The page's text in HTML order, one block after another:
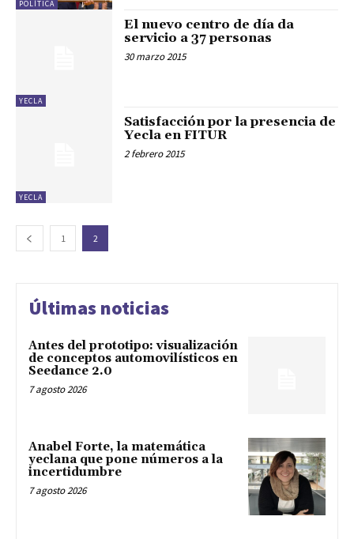
POLÍTICA
YECLA
El nuevo centro de día da
servicio a 37 personas
30 marzo 2015
YECLA
Satisfacción por la presencia de
Yecla en FITUR
2 febrero 2015
1 2
Últimas noticias
Antes del prototipo: visualización
de conceptos automovilísticos en
Seedance 2.0
7 agosto 2026
Anabel Forte, la matemática
yeclana que pone números a la
incertidumbre
7 agosto 2026